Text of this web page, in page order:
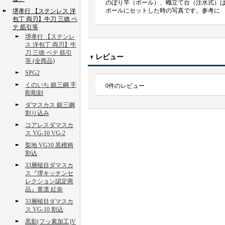
堺孝行 【ステンレス 洋
包丁 両刃】牛刀 三徳 ペ
テ 筋引等
堺孝行 【ステンレ
ス 洋包丁 両刃】牛
刀 三徳 ペテ 筋引
等 (全商品)
SPG2
くのいち 銀三鋼 手
彫彫刻
ダマスカス 銀三鋼
割り込み
コアレスダマスカ
ス VG-10 VG-2
梨地 VG10 黒檀柄
割込
33層槌目ダマスカ
ス『堺キッチンセ
レクション認定商
品』黄凛 紅奈
33層槌目ダマスカ
ス VG-10 割込
黒影(フッ素加工)V
のぼり竿（ポール）、幟立て台（注水式）
ポールにセットした時の写真です。参考に
レビュー
0件のレビュー